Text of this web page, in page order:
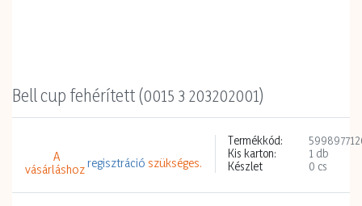
Bell cup fehérített (0015 3 203202001)
A
vásárláshozregisztráció szükséges.
Termékkód:
Kis karton:
1 db
Készlet
0 cs